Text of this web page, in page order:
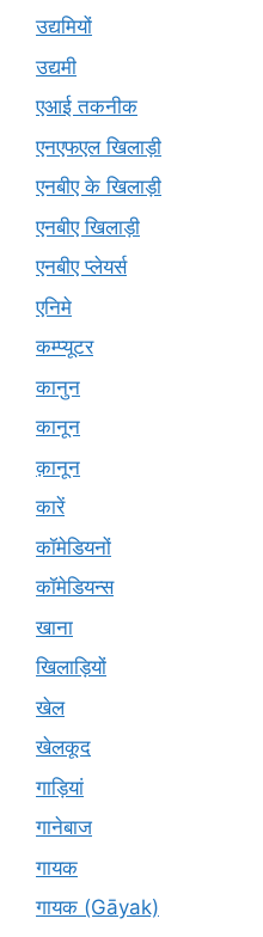
उद्यमियों
उद्यमी
एआई तकनीक
एनएफएल खिलाड़ी
एनबीए के खिलाड़ी
एनबीए खिलाड़ी
एनबीए प्लेयर्स
एनिमे
कम्प्यूटर
कानुन
कानून
क़ानून
कारें
कॉमेडियनों
कॉमेडियन्स
खाना
खिलाड़ियों
खेल
खेलकूद
गाड़ियां
गानेबाज
गायक
गायक (Gāyak)